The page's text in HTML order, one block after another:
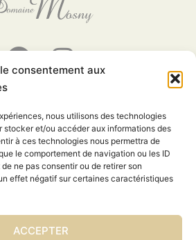
consentement aux
nous utilisons des technologies
stocker et/ou accéder aux informations des
à ces technologies nous permettra de
le comportement de navigation ou les ID
ne pas consentir ou de retirer son
effet négatif sur certaines caractéristiques
ACCEPTER
Saint Martin le Beau
FRANCE
+33 (0)6 87 22 01 74
Contactez-nous
POUR LA SANTÉ. À CONSOMMER AVEC